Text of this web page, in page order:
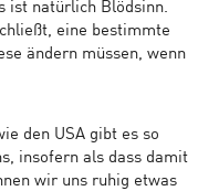
ist natürlich Blödsinn.
eine bestimmte
ändern müssen, wenn
den USA gibt es so
insofern als dass damit
wir uns ruhig etwas